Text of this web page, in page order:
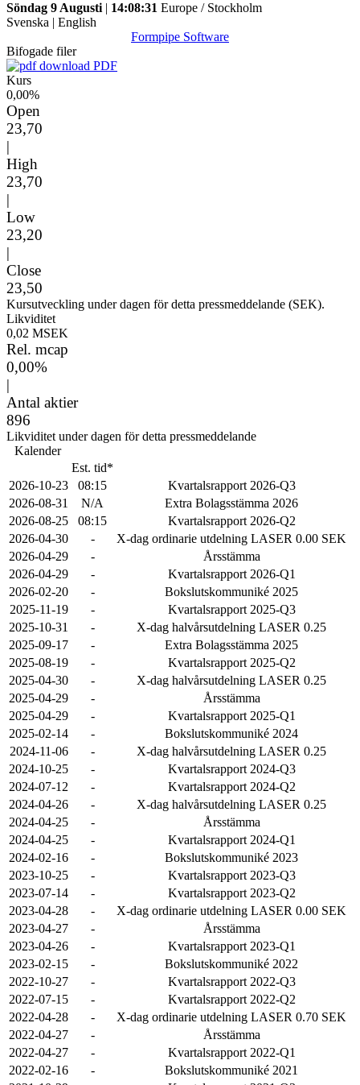
Söndag 9 Augusti | 14:08:31 Europe / Stockholm
Svenska | English
Formpipe Software
Bifogade filer
PDF
Kurs
0,00%
Open
23,70
|
High
23,70
|
Low
23,20
|
Close
23,50
Kursutveckling under dagen för detta pressmeddelande (SEK).
Likviditet
0,02 MSEK
Rel. mcap
0,00%
|
Antal aktier
896
Likviditet under dagen för detta pressmeddelande
Kalender
Est. tid*
2026-10-23
08:15
Kvartalsrapport 2026-Q3
2026-08-31
N/A
Extra Bolagsstämma 2026
2026-08-25
08:15
Kvartalsrapport 2026-Q2
2026-04-30
-
X-dag ordinarie utdelning LASER 0.00 SEK
2026-04-29
-
Årsstämma
2026-04-29
-
Kvartalsrapport 2026-Q1
2026-02-20
-
Bokslutskommuniké 2025
2025-11-19
-
Kvartalsrapport 2025-Q3
2025-10-31
-
X-dag halvårsutdelning LASER 0.25
2025-09-17
-
Extra Bolagsstämma 2025
2025-08-19
-
Kvartalsrapport 2025-Q2
2025-04-30
-
X-dag halvårsutdelning LASER 0.25
2025-04-29
-
Årsstämma
2025-04-29
-
Kvartalsrapport 2025-Q1
2025-02-14
-
Bokslutskommuniké 2024
2024-11-06
-
X-dag halvårsutdelning LASER 0.25
2024-10-25
-
Kvartalsrapport 2024-Q3
2024-07-12
-
Kvartalsrapport 2024-Q2
2024-04-26
-
X-dag halvårsutdelning LASER 0.25
2024-04-25
-
Årsstämma
2024-04-25
-
Kvartalsrapport 2024-Q1
2024-02-16
-
Bokslutskommuniké 2023
2023-10-25
-
Kvartalsrapport 2023-Q3
2023-07-14
-
Kvartalsrapport 2023-Q2
2023-04-28
-
X-dag ordinarie utdelning LASER 0.00 SEK
2023-04-27
-
Årsstämma
2023-04-26
-
Kvartalsrapport 2023-Q1
2023-02-15
-
Bokslutskommuniké 2022
2022-10-27
-
Kvartalsrapport 2022-Q3
2022-07-15
-
Kvartalsrapport 2022-Q2
2022-04-28
-
X-dag ordinarie utdelning LASER 0.70 SEK
2022-04-27
-
Årsstämma
2022-04-27
-
Kvartalsrapport 2022-Q1
2022-02-16
-
Bokslutskommuniké 2021